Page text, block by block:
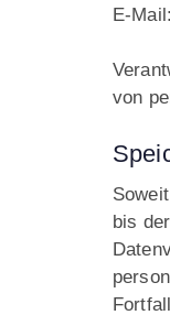
E-
von
bis